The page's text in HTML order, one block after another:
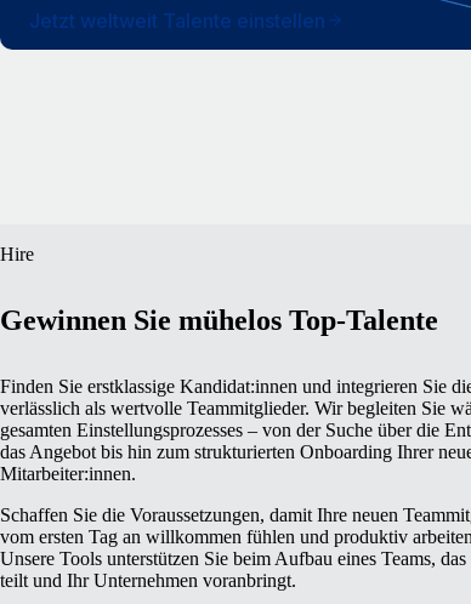
Jetzt weltweit Talente einstellen
Hire
Gewinnen Sie mühelos Top‑Talente
Finden Sie erstklassige Kandidat:innen und integrieren Sie
verlässlich als wertvolle Teammitglieder. Wir begleiten Sie
gesamten Einstellungsprozesses – von der Suche über die
das Angebot bis hin zum strukturierten Onboarding Ihrer
Mitarbeiter:innen.
Schaffen Sie die Voraussetzungen, damit Ihre neuen
vom ersten Tag an willkommen fühlen und produktiv
Unsere Tools unterstützen Sie beim Aufbau eines Teams,
teilt und Ihr Unternehmen voranbringt.